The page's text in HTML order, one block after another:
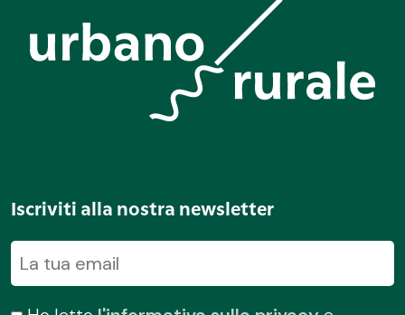
Iscriviti alla nostra newsletter